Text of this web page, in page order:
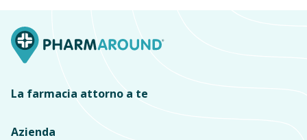
La farmacia attorno a te
Azienda